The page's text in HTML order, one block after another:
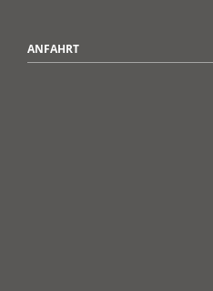
ANFAHRT